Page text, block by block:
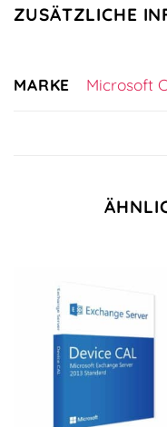
ZUSÄTZLICHE
MARKE Microsoft